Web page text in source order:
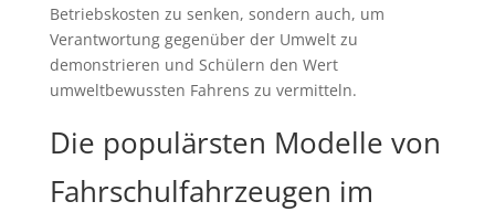
Betriebskosten zu senken, sondern auch, um
Verantwortung gegenüber der Umwelt zu
demonstrieren und Schülern den Wert
umweltbewussten Fahrens zu vermitteln.
Die populärsten Modelle von
Fahrschulfahrzeugen im